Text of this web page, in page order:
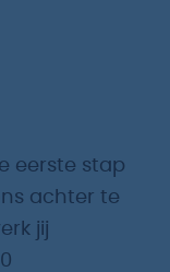
eerste stap
achter te
jij